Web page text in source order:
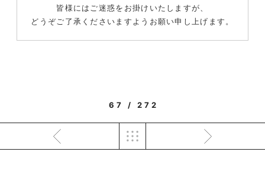
皆様にはご迷惑をお掛けいたしますが、
どうぞご了承くださいますようお願い申し上げます。
67 / 272